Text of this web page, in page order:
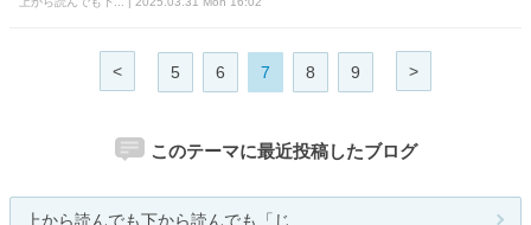
< 5 6 7 8 9 >
このテーマに最近投稿したブログ
上から読んでも下から読んでも「じ...